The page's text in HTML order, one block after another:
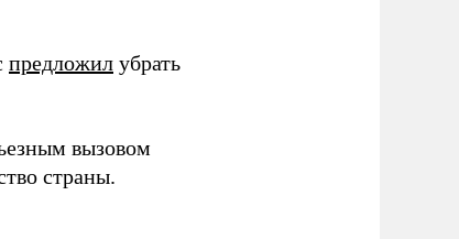
предложил убрать
вызовом
страны.